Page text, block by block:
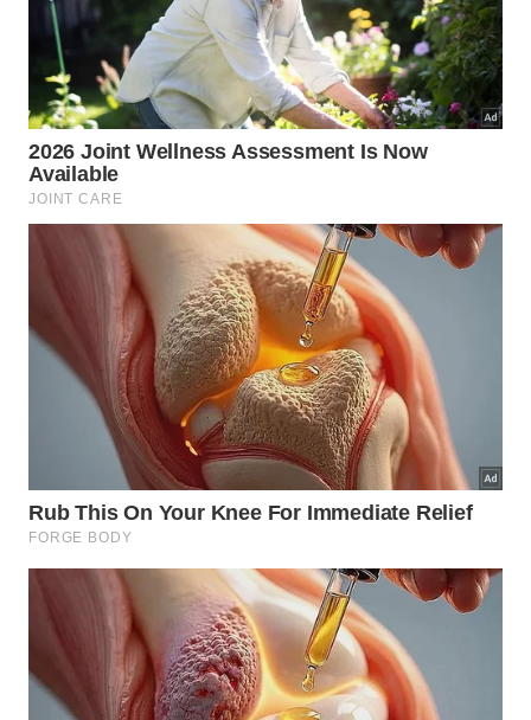
Posicionar o carregador do celular sobre uma
superfície rígida e ventilada, como uma mesa ou
bancada, permite que o calor se dissipe
naturalmente durante todo o processo de
carregamento. Evitar tomadas sobrecarregadas
com múltiplos adaptadores também reduz o risco
de instabilidade elétrica que contribui para o
aquecimento.
Quando é hora de trocar o
carregador do celular por um novo?